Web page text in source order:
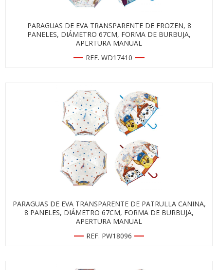
PARAGUAS DE EVA TRANSPARENTE DE FROZEN, 8
PANELES, DIÁMETRO 67CM, FORMA DE BURBUJA,
APERTURA MANUAL
REF. WD17410
PARAGUAS DE EVA TRANSPARENTE DE PATRULLA CANINA,
8 PANELES, DIÁMETRO 67CM, FORMA DE BURBUJA,
APERTURA MANUAL
REF. PW18096